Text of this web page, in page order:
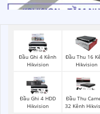
Đầu Ghi 4 Kênh
Hikvision
Đầu Thu 16 Kênh
Hikvision
Đầu Ghi 4 HDD
Hikvision
Đầu Thu
32 Kênh